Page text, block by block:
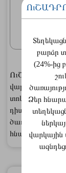
բարձր
(24%-ից
Ձեր
25-60
49-60
վարկատեսակը
տոկոսադրույք
դիտարկեք